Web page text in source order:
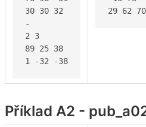
30 30 32
-
2 3
89 25 38
1 -32 -38
29 62 70
Příklad A2 -